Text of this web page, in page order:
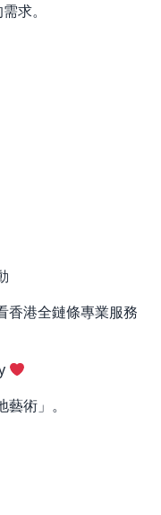
求。
香港全鏈條專業服務
術」。